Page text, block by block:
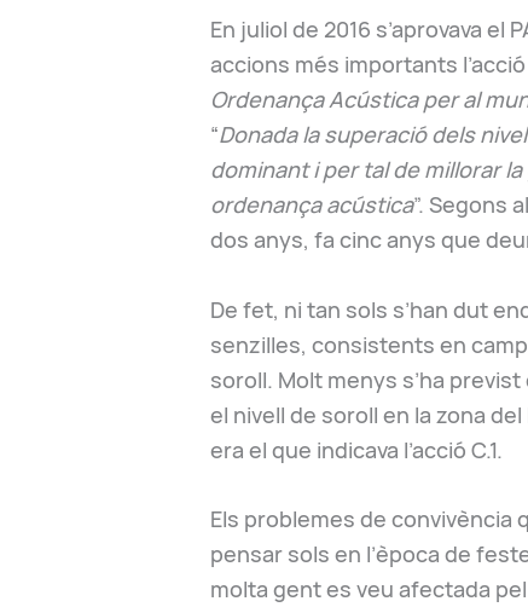
En juliol de 2016 s’aprovava el
accions més importants
Ordenança Acústica per al
“Donada la superació dels
dominant i per tal de millorar
ordenança acústica”. Segons
dos anys, fa cinc anys que
De fet, ni tan sols s’han dut
senzilles, consistents en
soroll. Molt menys s’ha
el nivell de soroll en la zona
era el que indicava l’acció C.1.
Els problemes de convivència
pensar sols en l’època de
molta gent es veu afectada